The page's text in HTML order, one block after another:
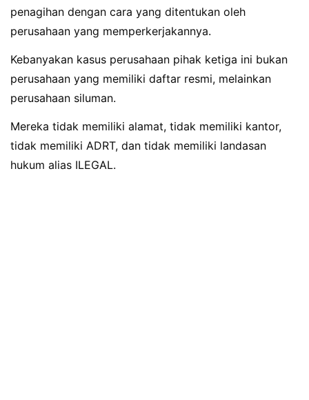
penagihan dengan cara yang ditentukan oleh
perusahaan yang memperkerjakannya.
Kebanyakan kasus perusahaan pihak ketiga ini bukan
perusahaan yang memiliki daftar resmi, melainkan
perusahaan siluman.
Mereka tidak memiliki alamat, tidak memiliki kantor,
tidak memiliki ADRT, dan tidak memiliki landasan
hukum alias ILEGAL.